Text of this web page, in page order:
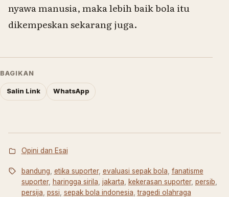
nyawa manusia, maka lebih baik bola itu
dikempeskan sekarang juga.
BAGIKAN
Salin Link WhatsApp
Opini dan Esai
bandung etika suporter, evaluasi sepak bola fanatisme
suporter, haringga sirila jakarta kekerasan suporter, persib
persija pssi sepak bola indonesia ,tragedi olahraga